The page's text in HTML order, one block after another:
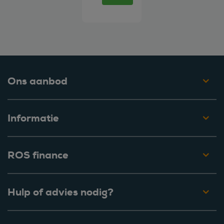
Ons aanbod
Informatie
ROS finance
Hulp of advies nodig?